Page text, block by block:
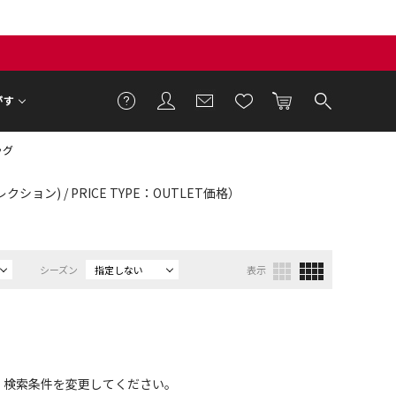
す
グ
ション) / PRICE TYPE：OUTLET価格）
シーズン 指定しない 表示
索条件を変更してください。